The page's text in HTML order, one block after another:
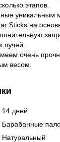
этапов.
уникальным
Sticks на
лучей.
очень
весом.
14 дней
Барабанные
Натуральный